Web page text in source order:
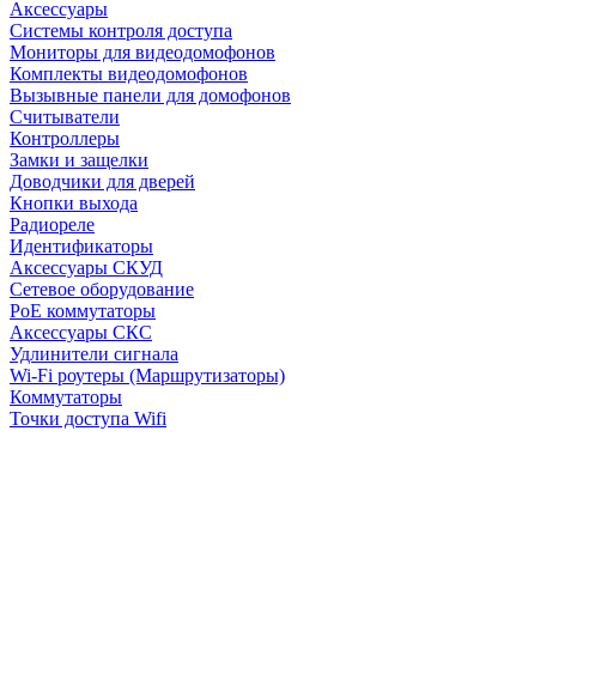
Аксессуары
Системы контроля доступа
Мониторы для видеодомофонов
Комплекты видеодомофонов
Вызывные панели для домофонов
Считыватели
Контроллеры
Замки и защелки
Доводчики для дверей
Кнопки выхода
Радиореле
Идентификаторы
Аксессуары СКУД
Сетевое оборудование
PoE коммутаторы
Аксессуары СКС
Удлинители сигнала
Wi-Fi роутеры (Маршрутизаторы)
Коммутаторы
Точки доступа Wifi